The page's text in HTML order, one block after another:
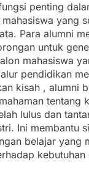
penting
yang
Para alumni
untuk
mahasiswa
pendidikan
kisah , alumni
tentang
lulus dan
Ini membantu
belajar yang
kebutuhan